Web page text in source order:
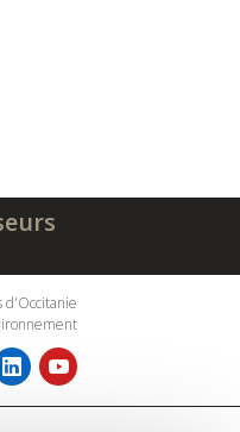
d'Occitanie